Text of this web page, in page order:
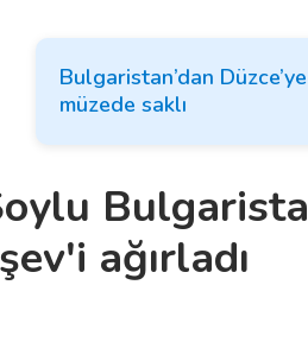
Bulgaristan’dan
müzede saklı
ağırladı